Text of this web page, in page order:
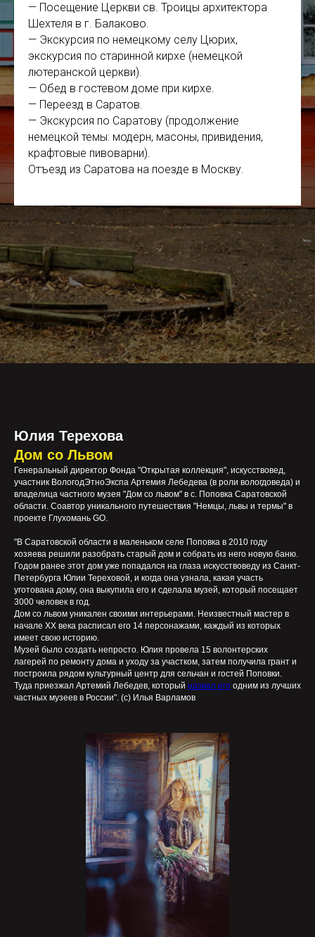
— Посещение Церкви св. Троицы архитектора
Шехтеля в г. Балаково.
— Экскурсия по немецкому селу Цюрих,
экскурсия по старинной кирхе (немецкой
лютеранской церкви).
— Обед в гостевом доме при кирхе.
— Переезд в Саратов.
— Экскурсия по Саратову (продолжение
немецкой темы: модерн, масоны, привидения,
крафтовые пивоварни).
Отъезд из Саратова на поезде в Москву.
Юлия Терехова
Дом со Львом
Генеральный директор Фонда "Открытая коллекция", искусствовед,
участник ВологодЭтноЭкспа Артемия Лебедева (в роли вологдоведа) и
владелица частного музея "Дом со львом" в с. Поповка Саратовской
области. Соавтор уникального путешествия "Немцы, львы и термы" в
проекте Глухомань GO.
"В Саратовской области в маленьком селе Поповка в 2010 году
хозяева решили разобрать старый дом и собрать из него новую баню.
Годом ранее этот дом уже попадался на глаза искусствоведу из Санкт-
Петербурга Юлии Тереховой, и когда она узнала, какая участь
уготована дому, она выкупила его и сделала музей, который посещает
3000 человек в год.
Дом со львом уникален своими интерьерами. Неизвестный мастер в
начале ХХ века расписал его 14 персонажами, каждый из которых
имеет свою историю.
Музей было создать непросто. Юлия провела 15 волонтерских
лагерей по ремонту дома и уходу за участком, затем получила грант и
построила рядом культурный центр для сельчан и гостей Поповки.
Туда приезжал Артемий Лебедев, который назвал его одним из лучших
частных музеев в России". (с) Илья Варламов